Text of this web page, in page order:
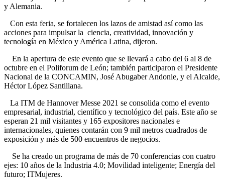
y Alemania.
Con esta feria, se fortalecen los lazos de amistad así como las
acciones para impulsar la ciencia, creatividad, innovación y
tecnología en México y América Latina, dijeron.
En la apertura de este evento que se llevará a cabo del 6 al 8 de
octubre en el Poliforum de León; también participaron el Presidente
Nacional de la CONCAMIN, José Abugaber Andonie, y el Alcalde,
Héctor López Santillana.
La ITM de Hannover Messe 2021 se consolida como el evento
empresarial, industrial, científico y tecnológico del país. Este año se
esperan 21 mil visitantes y 165 expositores nacionales e
internacionales, quienes contarán con 9 mil metros cuadrados de
exposición y más de 500 encuentros de negocios.
Se ha creado un programa de más de 70 conferencias con cuatro
ejes: 10 años de la Industria 4.0; Movilidad inteligente; Energía del
futuro; ITMujeres.